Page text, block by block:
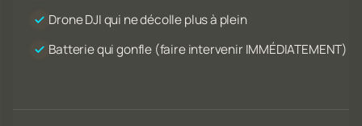
Drone DJI qui ne décolle plus à plein
Batterie qui gonfle (faire intervenir IMMÉDIATEMENT)